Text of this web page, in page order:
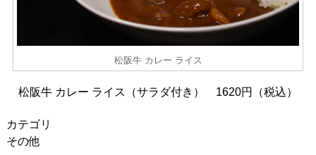
松阪牛 カレー ライス
松阪牛 カレー ライス（サラダ付き） 1620円（税込）
カテゴリ
その他